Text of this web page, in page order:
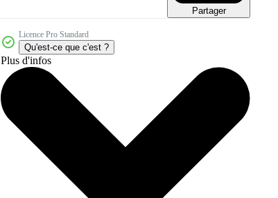
Partager
Licence Pro Standard
Qu'est-ce que c'est ?
Plus d'infos